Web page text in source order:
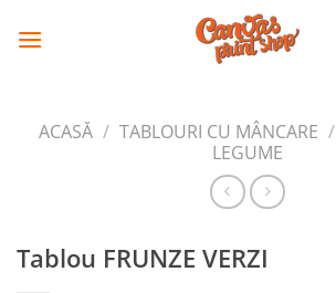
CANVAS
PRINT SHOP
ACASĂ / TABLOURI CU MÂNCARE /
LEGUME
Tablou FRUNZE VERZI